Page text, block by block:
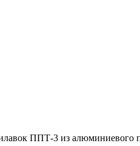
ППТ-3 из алюминиевого